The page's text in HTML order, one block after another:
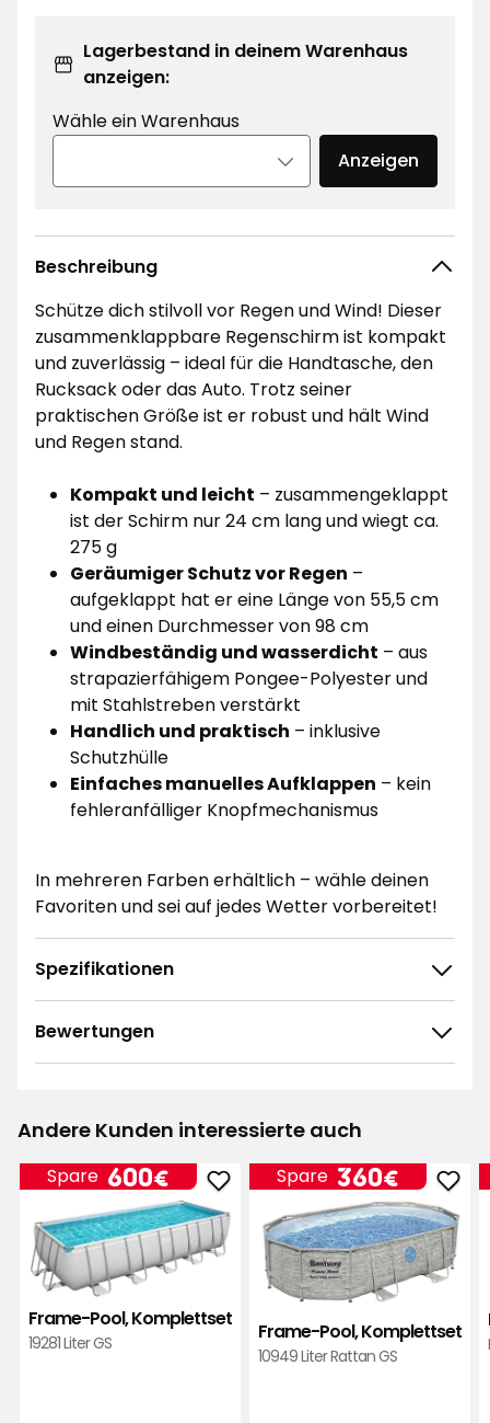
Lagerbestand in deinem Warenhaus
anzeigen:
Wähle ein Warenhaus
Anzeigen
Beschreibung
Schütze dich stilvoll vor Regen und Wind! Dieser
zusammenklappbare Regenschirm ist kompakt
und zuverlässig – ideal für die Handtasche, den
Rucksack oder das Auto. Trotz seiner
praktischen Größe ist er robust und hält Wind
und Regen stand.
Kompakt und leicht – zusammengeklappt
ist der Schirm nur 24 cm lang und wiegt ca.
275 g
Geräumiger Schutz vor Regen –
aufgeklappt hat er eine Länge von 55,5 cm
und einen Durchmesser von 98 cm
Windbeständig und wasserdicht – aus
strapazierfähigem Pongee-Polyester und
mit Stahlstreben verstärkt
Handlich und praktisch – inklusive
Schutzhülle
Einfaches manuelles Aufklappen – kein
fehleranfälliger Knopfmechanismus
In mehreren Farben erhältlich – wähle deinen
Favoriten und sei auf jedes Wetter vorbereitet!
Spezifikationen
Bewertungen
4.7
2 ☆
Sortieren nach
Filtern nach
Bewertungen (68)
Andere Kunden interessierte auch
Frame-Pool, Komplettset
19281 Liter GS
Spare Preis
600€600
€
Frame-
Pool,
Komplettset
Favoriten
hinzufügen
Frame-Pool, Komplettset
10949 Liter Rattan GS
Spare Preis
360€360
€
Pool,
zu